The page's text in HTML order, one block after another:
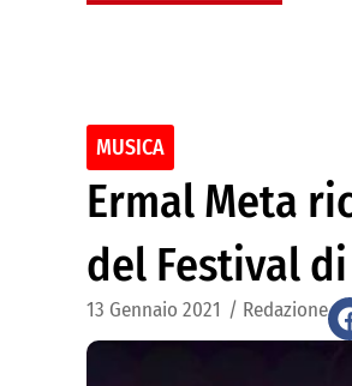
MUSICA
Ermal Meta
del Festival
13 Gennaio 2021 / Redazione